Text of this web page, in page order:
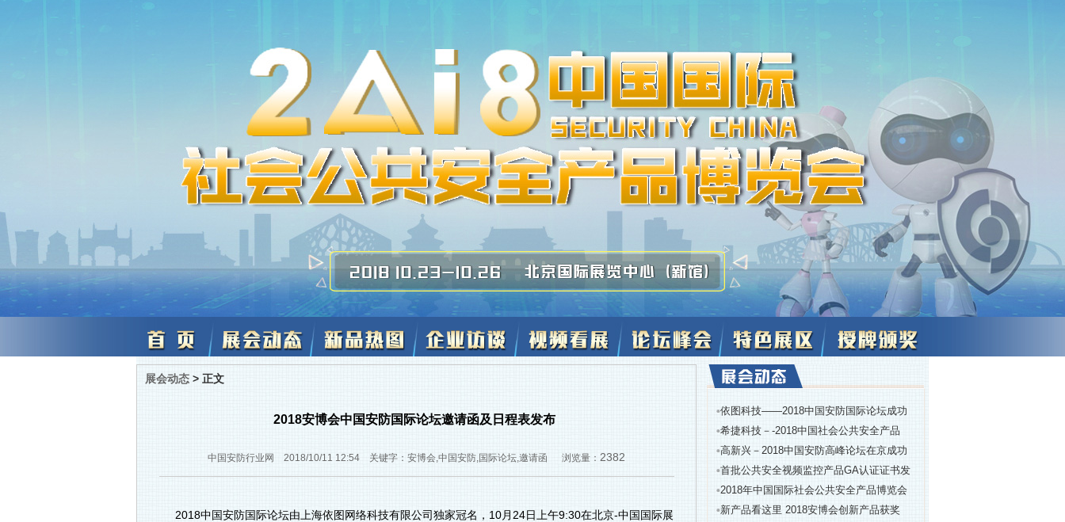
展会动态 > 正文
2018安博会中国安防国际论坛邀请函及日程表发布
中国安防行业网 2018/10/11 12:54 关键字：安博会,中国安防,国际论坛,邀请函 浏览量： 2382
2018中国安防国际论坛由上海依图网络科技有限公司独家冠名，10月24日上午9:30在北京-中国国际展
依图科技——2018中国安防国际论坛成功
希捷科技－-2018中国社会公共安全产品
高新兴－2018中国安防高峰论坛在京成功
首批公共安全视频监控产品GA认证证书发
2018年中国国际社会公共安全产品博览会
新产品看这里 2018安博会创新产品获奖